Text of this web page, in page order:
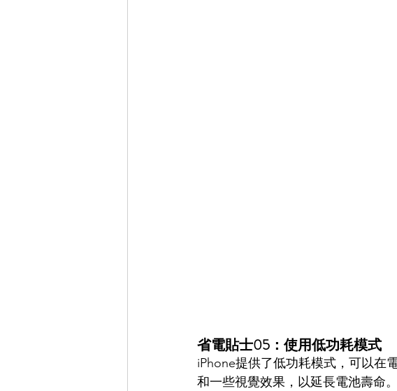
省電貼士05：使用低功耗模式
iPhone提供了低功耗模式，可以在
和一些視覺效果，以延長電池壽命。